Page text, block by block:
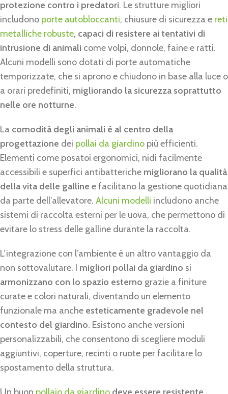
protezione contro i predatori. Le strutture migliori
includono porte autobloccanti, chiusure di sicurezza e reti
metalliche robuste, capaci di resistere ai tentativi di
intrusione di animali come volpi, donnole, faine e ratti.
Alcuni modelli sono dotati di porte automatiche
temporizzate, che si aprono e chiudono in base alla luce o
a orari predefiniti, migliorando la sicurezza soprattutto
nelle ore notturne.
La comodità degli animali è al centro della
progettazione dei pollai da giardino più efficienti.
Elementi come posatoi ergonomici, nidi facilmente
accessibili e superfici antibatteriche migliorano la qualità
della vita delle galline e facilitano la gestione quotidiana
da parte dell’allevatore. Alcuni modelli includono anche
sistemi di raccolta esterni per le uova, che permettono di
evitare lo stress delle galline durante la raccolta.
L’integrazione con l’ambiente è un altro vantaggio da
non sottovalutare. I migliori pollai da giardino si
armonizzano con lo spazio esterno grazie a finiture
curate e colori naturali, diventando un elemento
funzionale ma anche esteticamente gradevole nel
contesto del giardino. Esistono anche versioni
personalizzabili, che consentono di scegliere moduli
aggiuntivi, coperture, recinti o ruote per facilitare lo
spostamento della struttura.